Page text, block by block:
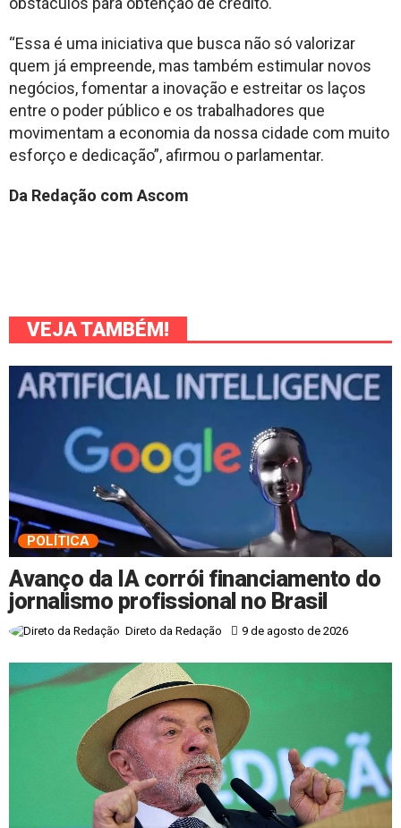
“Essa é uma iniciativa que busca não só valorizar
quem já empreende, mas também estimular novos
negócios, fomentar a inovação e estreitar os laços
entre o poder público e os trabalhadores que
movimentam a economia da nossa cidade com muito
esforço e dedicação”, afirmou o parlamentar.
Da Redação com Ascom
VEJA TAMBÉM!
POLÍTICA
Avanço da IA corrói financiamento do
jornalismo profissional no Brasil
Direto da Redação 9 de agosto de 2026